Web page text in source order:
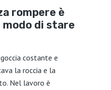
rompere è
di stare
costante e
la roccia e la
Nel lavoro è